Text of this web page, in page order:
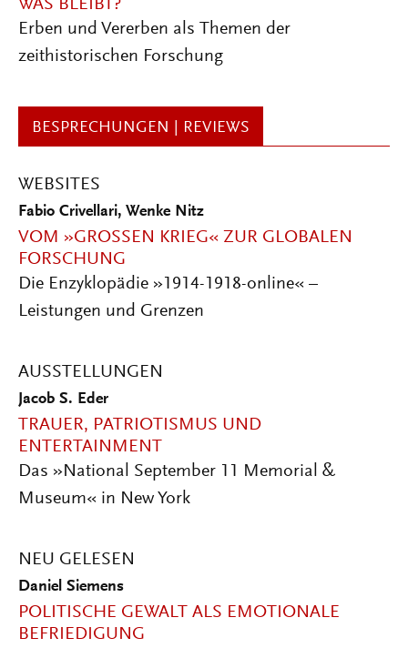
WAS BLEIBT?
Erben und Vererben als Themen der
zeithistorischen Forschung
BESPRECHUNGEN | REVIEWS
WEBSITES
Fabio Crivellari, Wenke Nitz
VOM »GROSSEN KRIEG« ZUR GLOBALEN F
ORSCHUNG
Die Enzyklopädie »1914-1918-online« –
Leistungen und Grenzen
AUSSTELLUNGEN
Jacob S. Eder
TRAUER, PATRIOTISMUS UND
ENTERTAINMENT
Das »National September 11 Memorial &
Museum« in New York
NEU GELESEN
Daniel Siemens
POLITISCHE GEWALT ALS EMOTIONALE
BEFRIEDIGUNG